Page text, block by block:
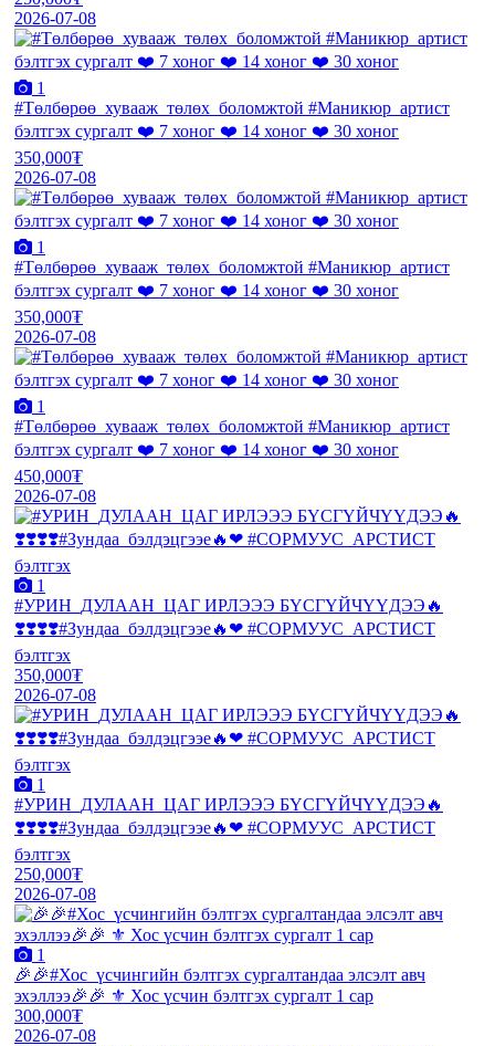
2026-07-08
1
#Төлбөрөө_хувааж_төлөх_боломжтой #Маникюр_артист
бэлтгэх сургалт ❤️ 7 хоног ❤️ 14 хоног ❤️ 30 хоног
350,000₮
2026-07-08
1
#Төлбөрөө_хувааж_төлөх_боломжтой #Маникюр_артист
бэлтгэх сургалт ❤️ 7 хоног ❤️ 14 хоног ❤️ 30 хоног
350,000₮
2026-07-08
1
#Төлбөрөө_хувааж_төлөх_боломжтой #Маникюр_артист
бэлтгэх сургалт ❤️ 7 хоног ❤️ 14 хоног ❤️ 30 хоног
450,000₮
2026-07-08
1
#УРИН_ДУЛААН_ЦАГ ИРЛЭЭЭ БҮСГҮЙЧҮҮДЭЭ🔥
❣️❣️❣️❣️#Зундаа_бэлдэцгээе🔥❤ #СОРМУУС_АРСТИСТ
бэлтгэх
350,000₮
2026-07-08
1
#УРИН_ДУЛААН_ЦАГ ИРЛЭЭЭ БҮСГҮЙЧҮҮДЭЭ🔥
❣️❣️❣️❣️#Зундаа_бэлдэцгээе🔥❤ #СОРМУУС_АРСТИСТ
бэлтгэх
250,000₮
2026-07-08
1
🎉🎉#Хос_үсчингийн бэлтгэх сургалтандаа элсэлт авч
эхэллээ🎉🎉 ⚜️ Хос үсчин бэлтгэх сургалт 1 сар
300,000₮
2026-07-08